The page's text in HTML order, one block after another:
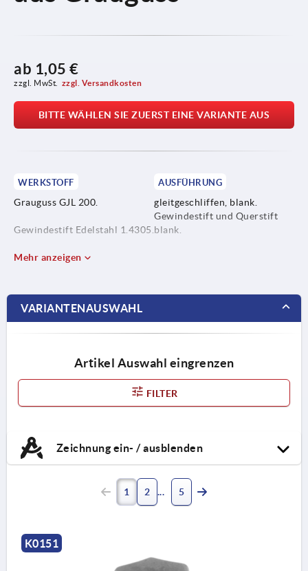
ab 1,05 €
zzgl. MwSt. zzgl. Versandkosten
BITTE WÄHLEN SIE ZUERST EINE VARIANTE AUS
WERKSTOFF
Grauguss GJL 200.
Gewindestift Edelstahl 1.4305.
Querstift Edelstahl 1.4310.
AUSFÜHRUNG
gleitgeschliffen, blank.
Gewindestift und Querstift
blank.
Mehr anzeigen
VARIANTENAUSWAHL
Artikel Auswahl eingrenzen
FILTER
Zeichnung ein- / ausblenden
1 2 5
K0151